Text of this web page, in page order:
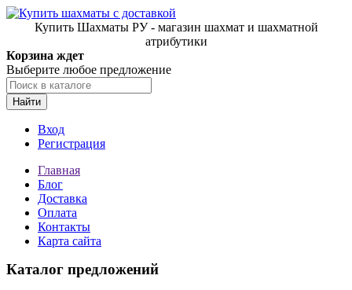
Купить Шахматы РУ - магазин шахмат и шахматной
атрибутики
Корзина ждет
Выберите любое предложение
Найти
Вход
Регистрация
Главная
Блог
Доставка
Оплата
Контакты
Карта сайта
Каталог предложений